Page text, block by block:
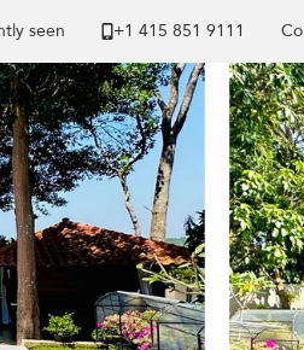
seen +1 ​415 851 9111